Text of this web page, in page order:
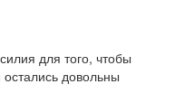
для того, чтобы
довольны